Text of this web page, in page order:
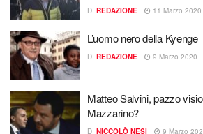
DI REDAZIONE 11 Marzo 2020
L’uomo nero della Kyenge
DI REDAZIONE 9 Marzo 2020
Matteo Salvini, pazzo
Mazzarino?
DI NICCOLÒ NESI 9 Marzo